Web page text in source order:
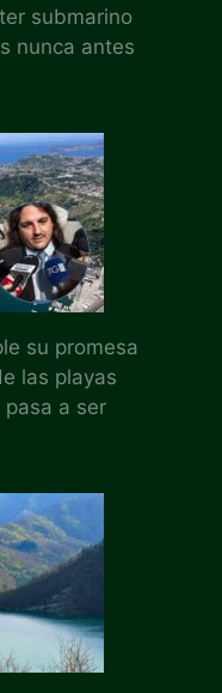
submarino
nunca antes
su promesa
las playas
a ser